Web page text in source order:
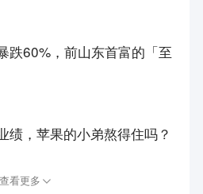
跌60%，前山东首富的「至
绩，苹果的小弟熬得住吗？
查看更多